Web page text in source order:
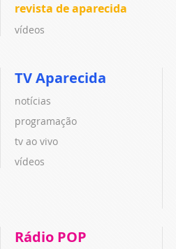
revista de aparecida
vídeos
TV Aparecida
notícias
programação
tv ao vivo
vídeos
Rádio POP